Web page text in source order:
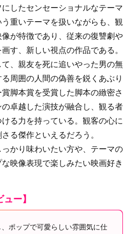
したセンセーショナルなテーマ
重いテーマを扱いながらも、観
が特徴であり、従来の復讐劇や
す、新しい視点の作品である。
、親友を死に追いやった男の無
周囲の人間の偽善を鋭くあぶり
脚本賞を受賞した脚本の緻密さ
卓越した演技が融合し、観る者
る力を持っている。観客の心に
る傑作といえるだろう。
かり味わいたい方や、テーマの
映像表現で楽しみたい映画好き
ー】
、ポップで可愛らしい雰囲気に仕